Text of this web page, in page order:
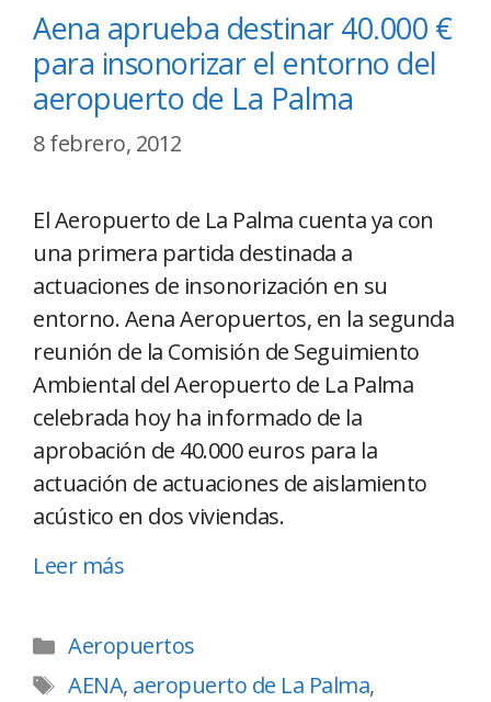
Aena aprueba destinar 40.000 €
para insonorizar el entorno del
aeropuerto de La Palma
8 febrero, 2012
El Aeropuerto de La Palma cuenta ya con
una primera partida destinada a
actuaciones de insonorización en su
entorno. Aena Aeropuertos, en la segunda
reunión de la Comisión de Seguimiento
Ambiental del Aeropuerto de La Palma
celebrada hoy ha informado de la
aprobación de 40.000 euros para la
actuación de actuaciones de aislamiento
acústico en dos viviendas.
Leer más
Aeropuertos
AENA, aeropuerto de La Palma,